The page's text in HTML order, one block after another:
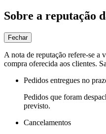
Sobre a reputação
Fechar
A nota de reputação refere-se a
compra oferecida aos clientes.
Pedidos entregues no
Pedidos que foram
previsto.
Cancelamentos